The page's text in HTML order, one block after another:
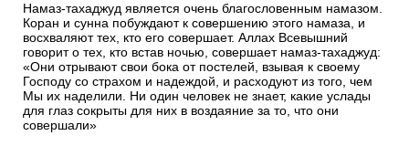
Намаз-тахаджуд является очень благословенным намазом.
Коран и сунна побуждают к совершению этого намаза, и
восхваляют тех, кто его совершает. Аллах Всевышний
говорит о тех, кто встав ночью, совершает намаз-тахаджуд:
«Они отрывают свои бока от постелей, взывая к своему
Господу со страхом и надеждой, и расходуют из того, чем
Мы их наделили. Ни один человек не знает, какие услады
для глаз сокрыты для них в воздаяние за то, что они
совершали»